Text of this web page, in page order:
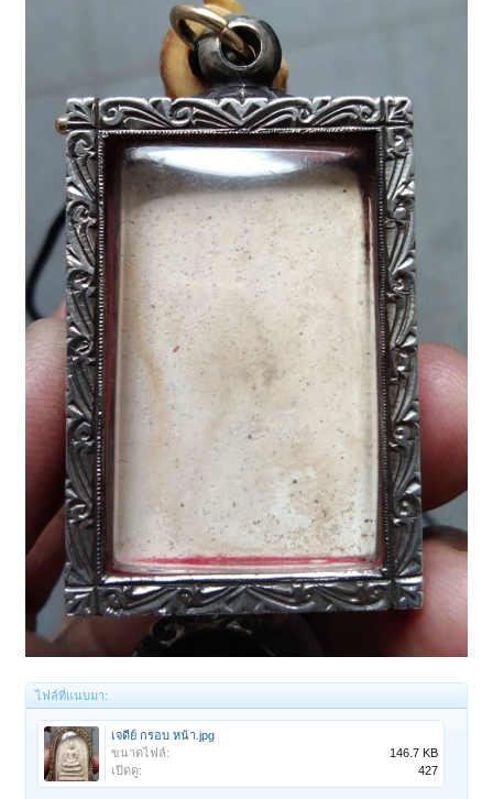
ไฟล์ที่แนบมา:
เจดีย์ กรอบ หน้า.jpg
ขนาดไฟล์:
146.7 KB
เปิดดู:
427